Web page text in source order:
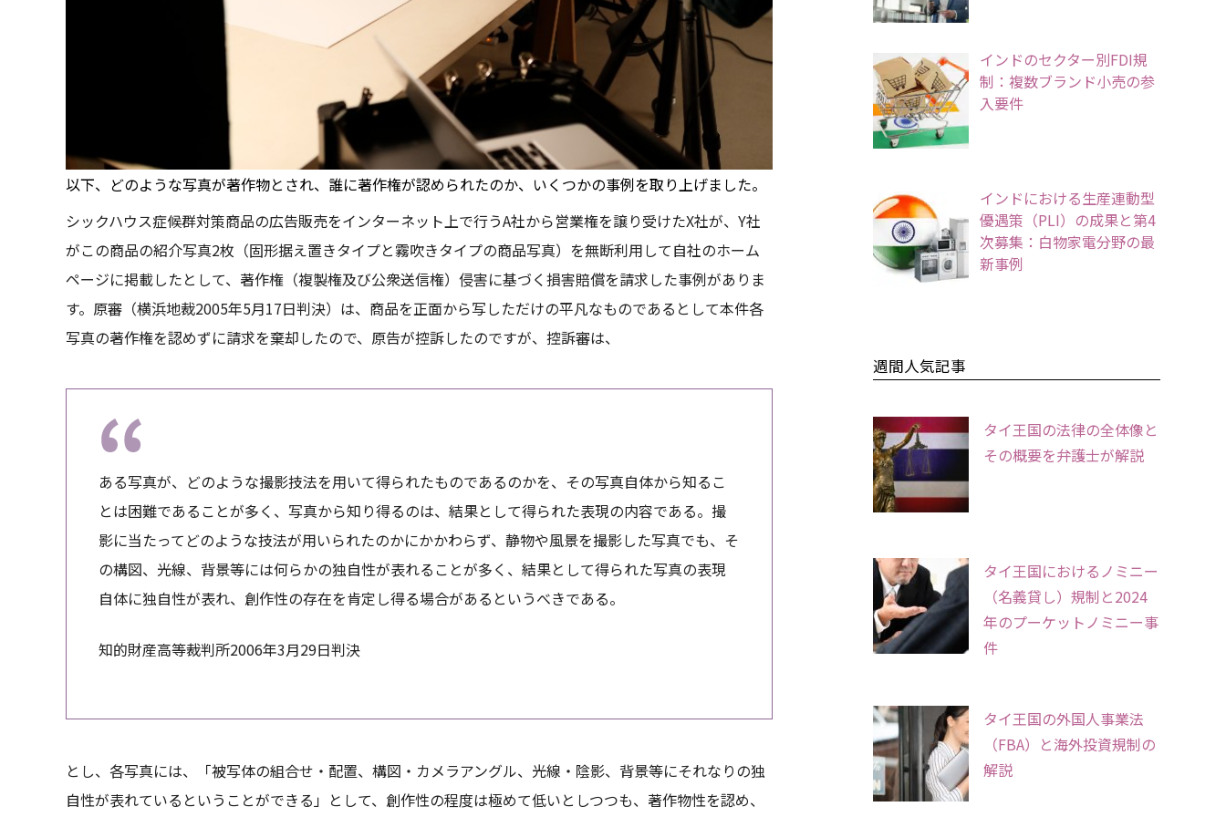
以下、どのような写真が著作物とされ、誰に著作権が認められたのか、いくつかの事例を取り上げました。
シックハウス症候群対策商品の広告販売をインターネット上で行うA社から営業権を譲り受けたX社が、Y社
がこの商品の紹介写真2枚（固形据え置きタイプと霧吹きタイプの商品写真）を無断利用して自社のホーム
ページに掲載したとして、著作権（複製権及び公衆送信権）侵害に基づく損害賠償を請求した事例がありま
す。原審（横浜地裁2005年5月17日判決）は、商品を正面から写しただけの平凡なものであるとして本件各
写真の著作権を認めずに請求を棄却したので、原告が控訴したのですが、控訴審は、
ある写真が、どのような撮影技法を用いて得られたものであるのかを、その写真自体から知るこ
とは困難であることが多く、写真から知り得るのは、結果として得られた表現の内容である。撮
影に当たってどのような技法が用いられたのかにかかわらず、静物や風景を撮影した写真でも、そ
の構図、光線、背景等には何らかの独自性が表れることが多く、結果として得られた写真の表現
自体に独自性が表れ、創作性の存在を肯定し得る場合があるというべきである。
知的財産高等裁判所2006年3月29日判決
とし、各写真には、「被写体の組合せ・配置、構図・カメラアングル、光線・陰影、背景等にそれなりの独
自性が表れているということができる」として、創作性の程度は極めて低いとしつつも、著作物性を認め、
インドのセクター別FDI規
制：複数ブランド小売の参
入要件
インドにおける生産連動型
優遇策（PLI）の成果と第4
次募集：白物家電分野の最
新事例
週間人気記事
タイ王国の法律の全体像と
その概要を弁護士が解説
タイ王国におけるノミニー
（名義貸し）規制と2024
年のプーケットノミニー事
件
タイ王国の外国人事業法
（FBA）と海外投資規制の
解説